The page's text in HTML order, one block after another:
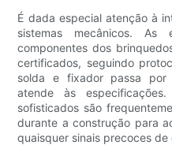
É dada especial atenção à
sistemas mecânicos. As
componentes dos
certificados, seguindo
solda e fixador passa por
atende às
sofisticados são
durante a construção para
quaisquer sinais precoces de